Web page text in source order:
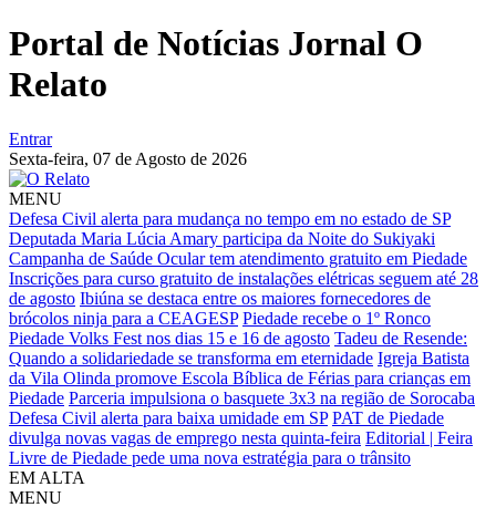
Portal de Notícias Jornal O
Relato
Entrar
Sexta-feira, 07 de Agosto de 2026
MENU
Defesa Civil alerta para mudança no tempo em no estado de SP
Deputada Maria Lúcia Amary participa da Noite do Sukiyaki
Campanha de Saúde Ocular tem atendimento gratuito em Piedade
Inscrições para curso gratuito de instalações elétricas seguem até 28
de agosto Ibiúna se destaca entre os maiores fornecedores de
brócolos ninja para a CEAGESP Piedade recebe o 1º Ronco
Piedade Volks Fest nos dias 15 e 16 de agosto Tadeu de Resende:
Quando a solidariedade se transforma em eternidade Igreja Batista
da Vila Olinda promove Escola Bíblica de Férias para crianças em
Piedade Parceria impulsiona o basquete 3x3 na região de Sorocaba
Defesa Civil alerta para baixa umidade em SP PAT de Piedade
divulga novas vagas de emprego nesta quinta-feira Editorial | Feira
Livre de Piedade pede uma nova estratégia para o trânsito
EM ALTA
MENU